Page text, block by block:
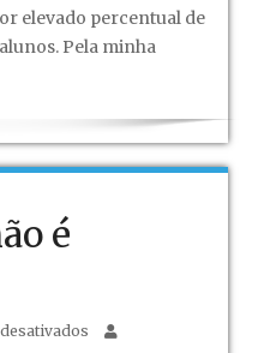
V
elevado percentual de
Pela minha
é
em